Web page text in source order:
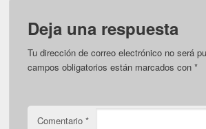
Deja una respuesta
Tu dirección de correo electrónico no será
campos obligatorios están marcados con*
Comentario*